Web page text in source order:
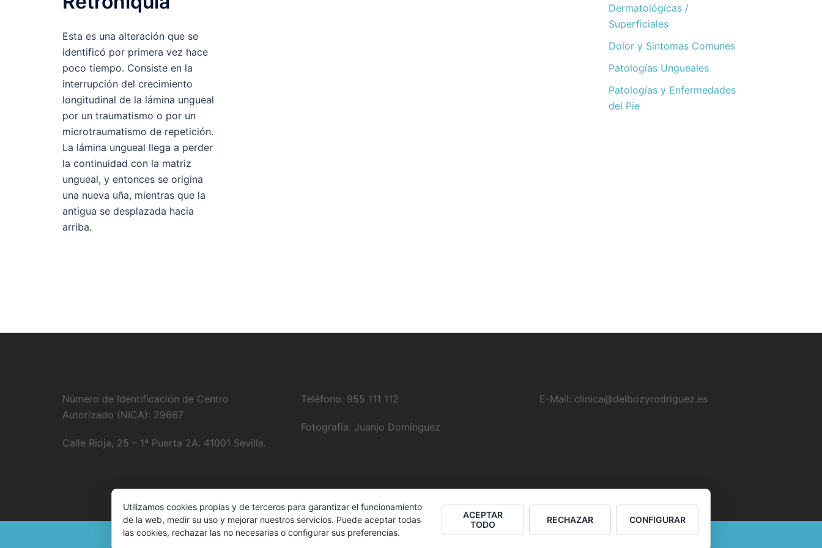
Esta es una alteración que se
identificó por primera vez hace
poco tiempo. Consiste en la
interrupción del crecimiento
longitudinal de la lámina ungueal
por un traumatismo o por un
microtraumatismo de repetición.
La lámina ungueal llega a perder
la continuidad con la matriz
ungueal, y entonces se origina
una nueva uña, mientras que la
antigua se desplazada hacia
arriba.
Dermatológícas /
Superficiales
Dolor y Sintomas Comunes
Patologías Ungueales
Patologías y Enfermedades
del Pie
Número de Identificación de Centro
Autorizado (NICA): 29667
Calle Rioja, 25 – 1º Puerta 2A. 41001 Sevilla.
Teléfono: 955 111 112
Fotografía: Juanjo Domínguez
E-Mail: clinica@delbozyrodriguez.es
© 2026 . Funciona gracias a
Utilizamos cookies propias y de terceros para garantizar el funcionamiento
de la web, medir su uso y mejorar nuestros servicios. Puede aceptar todas
las cookies, rechazar las no necesarias o configurar sus preferencias.
ACEPTAR
TODO
RECHAZAR CONFIGURAR